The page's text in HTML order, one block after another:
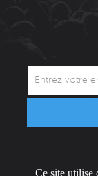
Ce site utilise